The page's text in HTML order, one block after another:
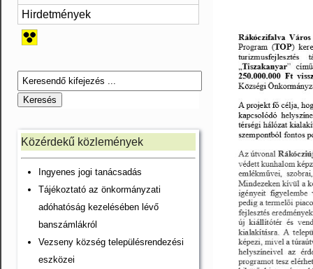
Hirdetmények
Közérdekű közlemények
Ingyenes jogi tanácsadás
Tájékoztató az önkormányzati
adóhatóság kezelésében lévő
banszámlákról
Vezseny község településrendezési
eszközei